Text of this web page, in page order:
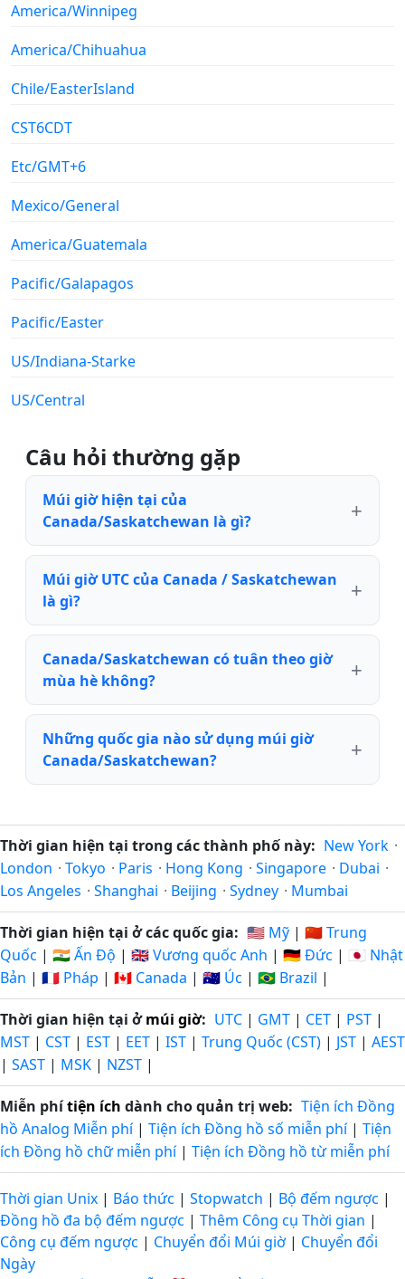
America/Winnipeg
America/Chihuahua
Chile/EasterIsland
CST6CDT
Etc/GMT+6
Mexico/General
America/Guatemala
Pacific/Galapagos
Pacific/Easter
US/Indiana-Starke
US/Central
Câu hỏi thường gặp
Múi giờ hiện tại của
Canada/Saskatchewan là gì?
Múi giờ UTC của Canada / Saskatchewan
là gì?
Canada/Saskatchewan có tuân theo giờ
mùa hè không?
Những quốc gia nào sử dụng múi giờ
Canada/Saskatchewan?
Thời gian hiện tại trong các thành phố này: New York ·
London · Tokyo · Paris · Hong Kong · Singapore · Dubai ·
Los Angeles · Shanghai · Beijing · Sydney · Mumbai
Thời gian hiện tại ở các quốc gia: 🇺🇸 Mỹ | 🇨🇳 Trung
Quốc | 🇮🇳 Ấn Độ | 🇬🇧 Vương quốc Anh | 🇩🇪 Đức | 🇯🇵 Nhật
Bản | 🇫🇷 Pháp | 🇨🇦 Canada | 🇦🇺 Úc | 🇧🇷 Brazil |
Thời gian hiện tại ởmúi giờ: UTC | GMT | CET | PST |
MST | CST | EST | EET | IST | Trung Quốc (CST) | JST | AEST
| SAST | MSK | NZST |
Miễn phítiện ích dành cho quản trị web: Tiện ích Đồng
hồ Analog Miễn phí| Tiện ích Đồng hồ số miễn phí| Tiện
ích Đồng hồ chữ miễn phí| Tiện ích Đồng hồ từ miễn phí
Thời gian Unix | Báo thức | Stopwatch | Bộ đếm ngược |
Đồng hồ đa bộ đếm ngược | Thêm Công cụ Thời gian |
Công cụ đếm ngược | Chuyển đổi Múi giờ | Chuyển đổi
Ngày